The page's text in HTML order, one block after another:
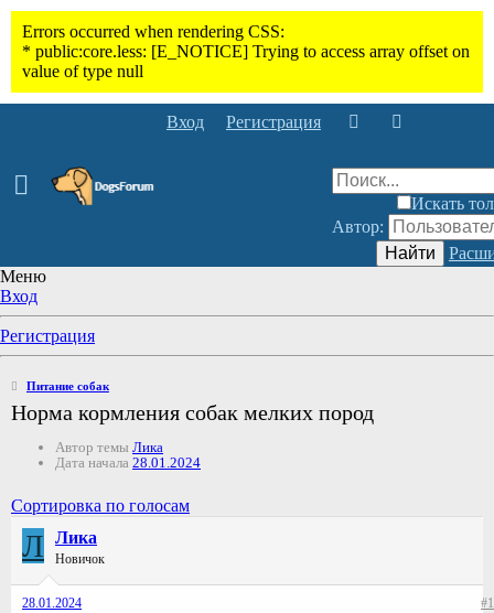
Вход Регистрация
Искать
Автор:
Найти
Меню
Вход
Регистрация
Питание собак
Норма кормления собак мелких пород
Автор темы Лика
Дата начала 28.01.2024
Сортировка по голосам
Л Лика
Новичок
28.01.2024 #1